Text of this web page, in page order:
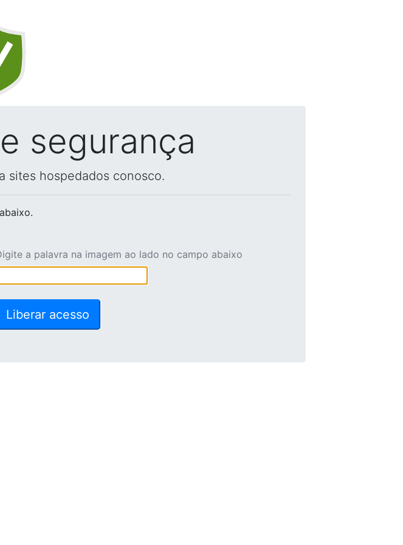
segurança
sites hospedados conosco.
a palavra na imagem ao lado no campo abaixo